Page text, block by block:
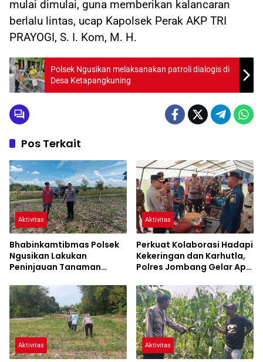
mulai dimulai, guna memberikan kalancaran
berlalu lintas, ucap Kapolsek Perak AKP TRI
PRAYOGI, S. I. Kom, M. H.
Polsek Ngusikan melaksanakan patroli dialogis di
Desa Ketapangkuning
Pos Terkait
Aktivitas
Bhabinkamtibmas Polsek
Ngusikan Lakukan
Peninjauan Tanaman
Mendukung Ketahanan
Pangan
Aktivitas
Perkuat Kolaborasi Hadapi
Kekeringan dan Karhutla,
Polres Jombang Gelar Apel
Aktivitas Aktivitas